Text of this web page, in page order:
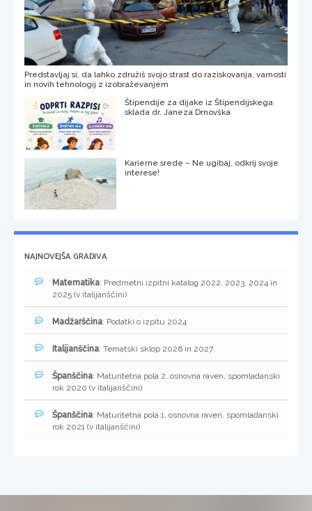
Predstavljaj si, da lahko združiš svojo strast do raziskovanja, varnosti
in novih tehnologij z izobraževanjem
Štipendije za dijake iz Štipendijskega
sklada dr. Janeza Drnovška
Karierne srede – Ne ugibaj, odkrij svoje
interese!
NAJNOVEJŠA GRADIVA
Matematika: Predmetni izpitni katalog 2022, 2023, 2024 in
2025 (v italijanščini)
Madžarščina: Podatki o izpitu 2024
Italijanščina: Tematski sklop 2026 in 2027
Španščina: Maturitetna pola 2, osnovna raven, spomladanski
rok 2020 (v italijanščini)
Španščina: Maturitetna pola 1, osnovna raven, spomladanski
rok 2021 (v italijanščini)